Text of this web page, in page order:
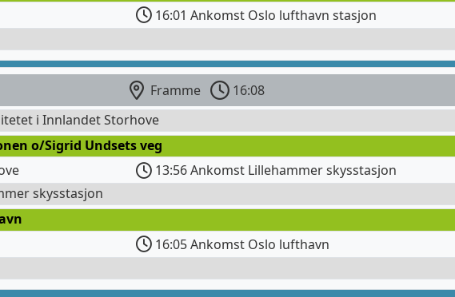
16:01 Ankomst Oslo lufthavn stasjon
Framme
16:08
i Innlandet Storhove
o/Sigrid Undsets veg
13:56 Ankomst Lillehammer skysstasjon
skysstasjon
16:05 Ankomst Oslo lufthavn